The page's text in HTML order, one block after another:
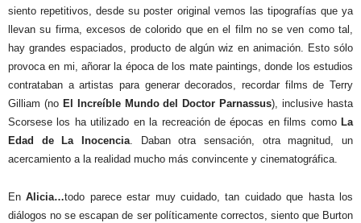
siento repetitivos, desde su poster original vemos las tipografías que ya
llevan su firma, excesos de colorido que en el film no se ven como tal,
hay grandes espaciados, producto de algún wiz en animación. Esto sólo
provoca en mi, añorar la época de los mate paintings, donde los estudios
contrataban a artistas para generar decorados, recordar films de Terry
Gilliam (no El Increíble Mundo del Doctor Parnassus), inclusive hasta
Scorsese los ha utilizado en la recreación de épocas en films como La
Edad
de La Inocencia. Dabanotra sensación, otra magnitud, un
acercamiento a la realidad mucho más convincente y cinematográfica.
EnAlicia…todo parece estar muy cuidado, tan cuidado que hasta los
diálogos no se escapan de ser políticamente correctos, siento que Burton